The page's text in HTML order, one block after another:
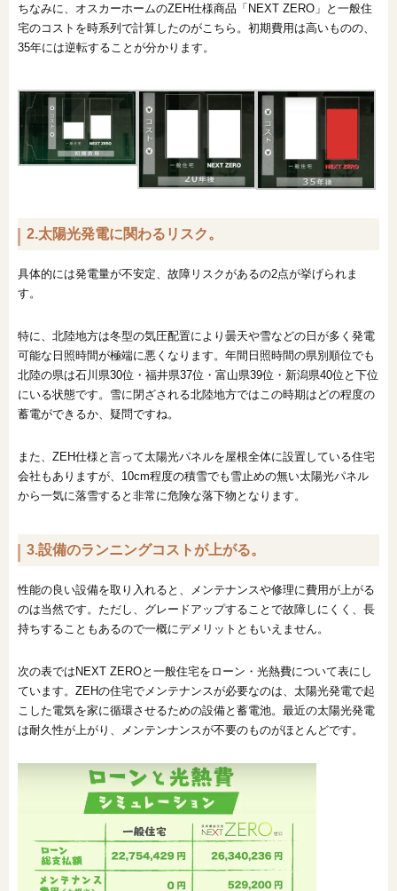
ちなみに、オスカーホームのZEH仕様商品「NEXT ZERO」と一般住
宅のコストを時系列で計算したのがこちら。初期費用は高いものの、
35年には逆転することが分かります。
2.太陽光発電に関わるリスク。
具体的には発電量が不安定、故障リスクがあるの2点が挙げられま
す。
特に、北陸地方は冬型の気圧配置により曇天や雪などの日が多く発電
可能な日照時間が極端に悪くなります。年間日照時間の県別順位でも
北陸の県は石川県30位・福井県37位・富山県39位・新潟県40位と下位
にいる状態です。雪に閉ざされる北陸地方ではこの時期はどの程度の
蓄電ができるか、疑問ですね。
また、ZEH仕様と言って太陽光パネルを屋根全体に設置している住宅
会社もありますが、10cm程度の積雪でも雪止めの無い太陽光パネル
から一気に落雪すると非常に危険な落下物となります。
3.設備のランニングコストが上がる。
性能の良い設備を取り入れると、メンテナンスや修理に費用が上がる
のは当然です。ただし、グレードアップすることで故障しにくく、長
持ちすることもあるので一概にデメリットともいえません。
次の表ではNEXT ZEROと一般住宅をローン・光熱費について表にし
ています。ZEHの住宅でメンテナンスが必要なのは、太陽光発電で起
こした電気を家に循環させるための設備と蓄電池。最近の太陽光発電
は耐久性が上がり、メンテンナンスが不要のものがほとんどです。